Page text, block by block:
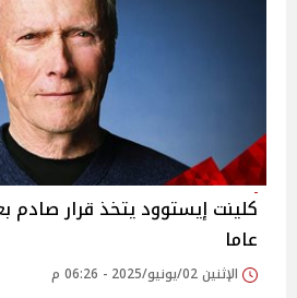
عاما
الإثنين 02/يونيو/2025 - 06:26 م